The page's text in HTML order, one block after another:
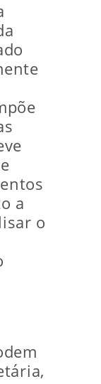
a
o